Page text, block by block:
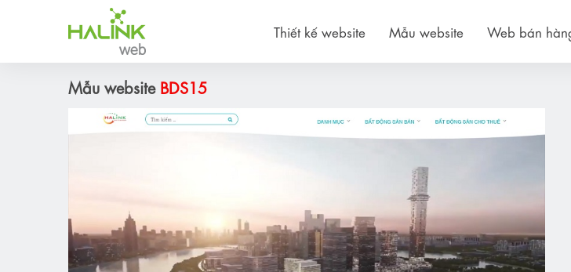
Thiết kế website Mẫu website Web bán
Mẫu website BDS15